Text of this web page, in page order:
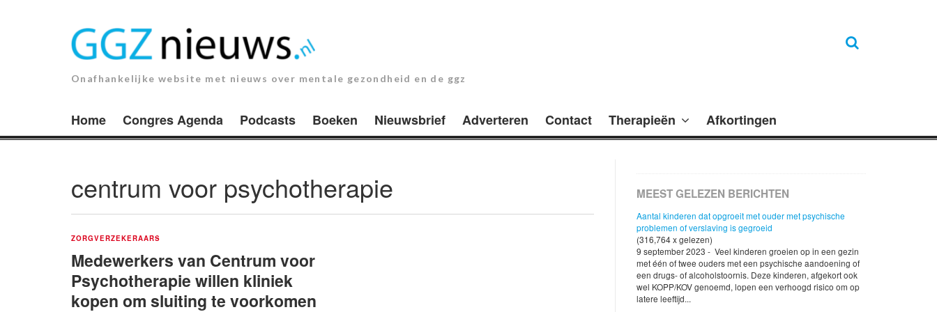
Onafhankelijke website met nieuws over mentale gezondheid en de ggz
Home Congres Agenda Podcasts Boeken Nieuwsbrief Adverteren Contact Therapieën Afkortingen
centrum voor psychotherapie
ZORGVERZEKERAARS
Medewerkers van Centrum voor
Psychotherapie willen kliniek
kopen om sluiting te voorkomen
MEEST GELEZEN BERICHTEN
Aantal kinderen dat opgroeit met ouder met psychische
problemen of verslaving is gegroeid
(316,764 x gelezen)
9 september 2023 - Veel kinderen groeien op in een gezin
met één of twee ouders met een psychische aandoening of
een drugs- of alcoholstoornis. Deze kinderen, afgekort ook
wel KOPP/KOV genoemd, lopen een verhoogd risico om op
latere leeftijd...